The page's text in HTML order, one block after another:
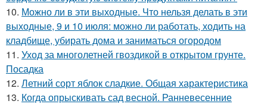
10. Можно ли в эти выходные. Что нельзя делать в эти
выходные, 9 и 10 июля: можно ли работать, ходить на
кладбище, убирать дома и заниматься огородом
11. Уход за многолетней гвоздикой в открытом грунте.
Посадка
12. Летний сорт яблок сладкие. Общая характеристика
13. Когда опрыскивать сад весной. Ранневесенние